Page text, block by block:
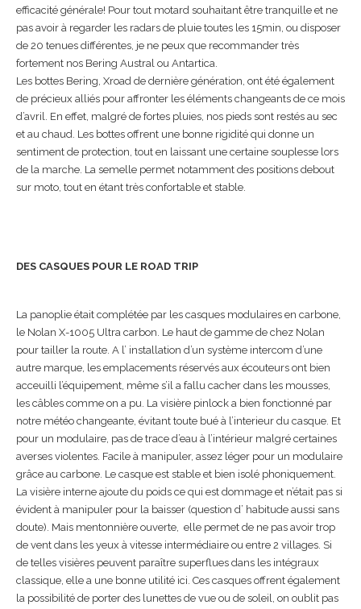
efficacité générale! Pour tout motard souhaitant être tranquille et ne
pas avoir à regarder les radars de pluie toutes les 15min, ou disposer
de 20 tenues différentes, je ne peux que recommander très
fortement nos Bering Austral ou Antartica.
Les bottes Bering, Xroad de dernière génération, ont été également
de précieux alliés pour affronter les éléments changeants de ce mois
d’avril. En effet, malgré de fortes pluies, nos pieds sont restés au sec
et au chaud. Les bottes offrent une bonne rigidité qui donne un
sentiment de protection, tout en laissant une certaine souplesse lors
de la marche. La semelle permet notamment des positions debout
sur moto, tout en étant très confortable et stable.
DES CASQUES POUR LE ROAD TRIP
La panoplie était complétée par les casques modulaires en carbone,
le Nolan X-1005 Ultra carbon. Le haut de gamme de chez Nolan
pour tailler la route. A l’ installation d’un système intercom d’une
autre marque, les emplacements réservés aux écouteurs ont bien
acceuilli l’équipement, même s’il a fallu cacher dans les mousses,
les câbles comme on a pu. La visière pinlock a bien fonctionné par
notre météo changeante, évitant toute bué à l’interieur du casque. Et
pour un modulaire, pas de trace d’eau à l’intérieur malgré certaines
averses violentes. Facile à manipuler, assez léger pour un modulaire
grâce au carbone. Le casque est stable et bien isolé phoniquement.
La visière interne ajoute du poids ce qui est dommage et n’était pas si
évident à manipuler pour la baisser (question d’ habitude aussi sans
doute). Mais mentonnière ouverte, elle permet de ne pas avoir trop
de vent dans les yeux à vitesse intermédiaire ou entre 2 villages. Si
de telles visières peuvent paraître superflues dans les intégraux
classique, elle a une bonne utilité ici. Ces casques offrent également
la possibilité de porter des lunettes de vue ou de soleil, on oublit pas